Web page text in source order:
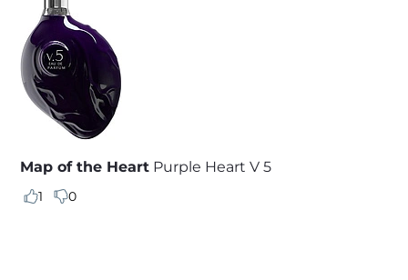
Map of the Heart Purple Heart V 5
1 0